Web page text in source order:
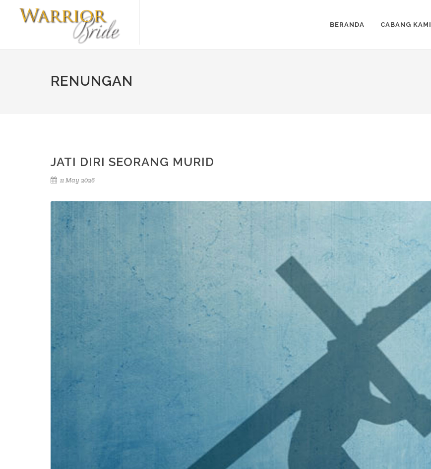
BERANDA CABANG KAMI
RENUNGAN
JATI DIRI SEORANG MURID
11 May 2026